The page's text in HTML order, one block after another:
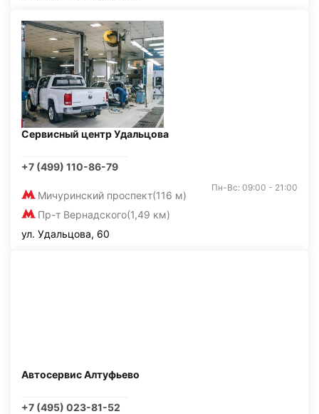
Сервисный центр Удальцова
+7 (499) 110-86-79
Мичуринский проспект(116 м)
Пр-т Вернадского(1,49 км)
Пн-Вс: 09:00 - 21:00
ул. Удальцова, 60
Автосервис Алтуфьево
+7 (495) 023-81-52